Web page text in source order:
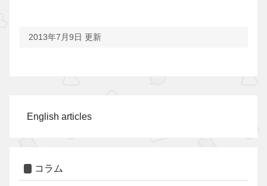
2013年7月9日 更新
English articles
コラム